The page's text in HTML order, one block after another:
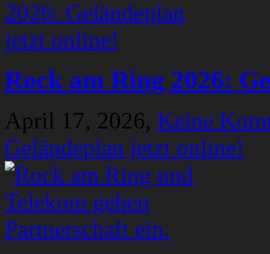
Rock am Ring 2026:
April 17, 2026, Keine
Geländeplan jetzt online!